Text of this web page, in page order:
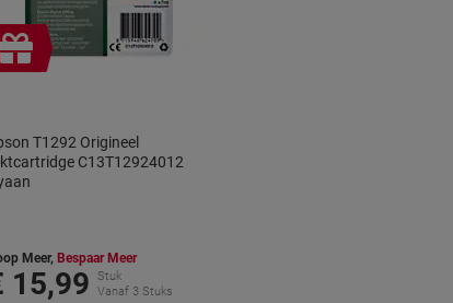
T1292 Origineel
C13T12924012
Meer, Bespaar Meer
15,99
Stuk
Vanaf 3 Stuks